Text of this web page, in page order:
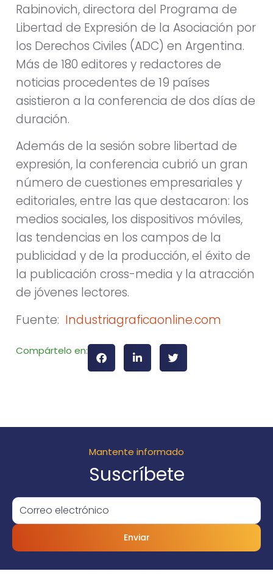
Rabinovich, directora del Programa de
Libertad de Expresión de la Asociación por
los Derechos Civiles (ADC) en Argentina.
Más de 180 editores y redactores de
noticias procedentes de 19 países
asistieron a la conferencia de dos días de
duración.
Además de la sesión sobre libertad de
expresión, la conferencia cubrió un gran
número de cuestiones empresariales y
editoriales, entre las que destacaron: los
medios sociales, los dispositivos móviles,
las tendencias en los campos de la
publicidad y de la producción, el éxito de
la publicación cross-media y la atracción
de jóvenes lectores.
Fuente: Industriagraficaonline.com
Compártelo en:
Mantente informado
Suscríbete
Enviar